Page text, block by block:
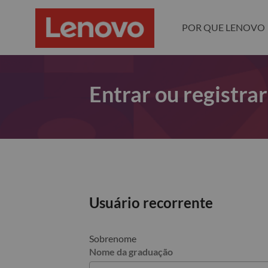
POR QUE LENOVO
Entrar ou
Usuário recorrente
Sobrenome
Nome da graduação